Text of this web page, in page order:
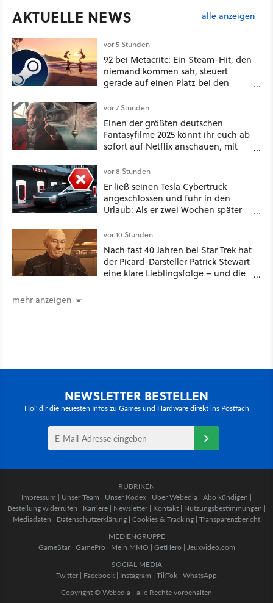
AKTUELLE NEWS alle anzeigen
vor 5 Stunden
92 bei Metacritc: Ein Steam-Hit, den
niemand kommen sah, steuert
gerade auf einen Platz bei den
vor 7 Stunden
Einen der größten deutschen
Fantasyfilme 2025 könnt ihr euch ab
sofort auf Netflix anschauen, mit
vor 8 Stunden
Er ließ seinen Tesla Cybertruck
angeschlossen und fuhr in den
Urlaub: Als er zwei Wochen später
mehr an [Best of GameStar]
vor 10 Stunden
Nach fast 40 Jahren bei Star Trek hat
der Picard-Darsteller Patrick Stewart
eine klare Lieblingsfolge – und die
mehr anzeigen
NEWSLETTER BESTELLEN
Hol' dir die neuesten Infos zu Games und Hardware direkt ins Postfach
RUBRIKEN
Impressum | Unser Team | Unser Kodex | Über Webedia | Abo kündigen |
Bestellung widerrufen | Karriere | Newsletter | Kontakt | Nutzungsbestimmungen |
Mediadaten | Datenschutzerklärung | Cookies & Tracking | Transparenzbericht
MEDIENGRUPPE
GameStar| GamePro | Mein MMO | GetHero | Jeuxvideo.com
SOCIAL MEDIA
Twitter | Facebook | Instagram | TikTok | WhatsApp
Copyright © Webedia - alle Rechte vorbehalten